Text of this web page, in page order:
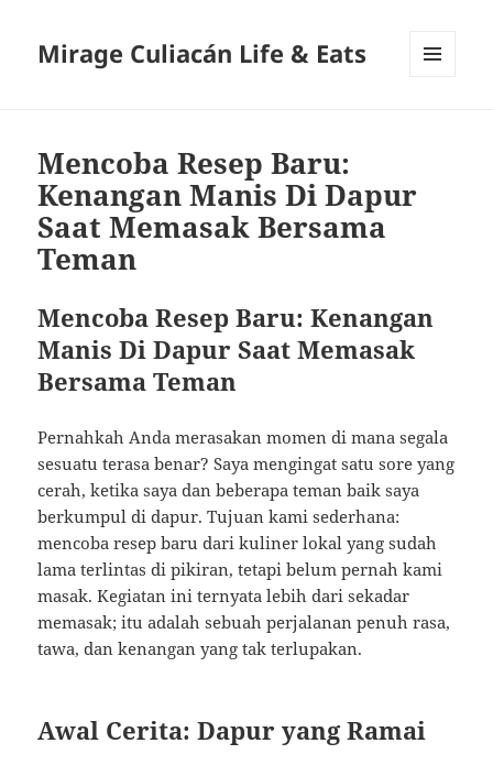
Mirage Culiacán Life & Eats
Mencoba Resep Baru:
Kenangan Manis Di Dapur
Saat Memasak Bersama
Teman
Mencoba Resep Baru: Kenangan
Manis Di Dapur Saat Memasak
Bersama Teman
Pernahkah Anda merasakan momen di mana segala
sesuatu terasa benar? Saya mengingat satu sore yang
cerah, ketika saya dan beberapa teman baik saya
berkumpul di dapur. Tujuan kami sederhana:
mencoba resep baru dari kuliner lokal yang sudah
lama terlintas di pikiran, tetapi belum pernah kami
masak. Kegiatan ini ternyata lebih dari sekadar
memasak; itu adalah sebuah perjalanan penuh rasa,
tawa, dan kenangan yang tak terlupakan.
Awal Cerita: Dapur yang Ramai